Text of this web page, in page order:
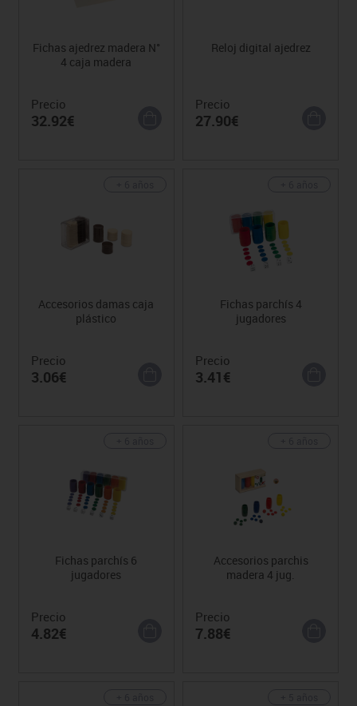
Fichas ajedrez madera N°
4 caja madera
Precio
32.92€
Reloj digital ajedrez
Precio
27.90€
Accesorios damas caja
plástico
Precio
3.06€
Fichas parchís 4
jugadores
Precio
3.41€
Fichas parchís 6
jugadores
Precio
4.82€
Accesorios parchis
madera 4 jug.
Precio
7.88€